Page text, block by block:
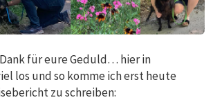
für eure Geduld… hier in
los und so komme ich erst heute
zu schreiben: